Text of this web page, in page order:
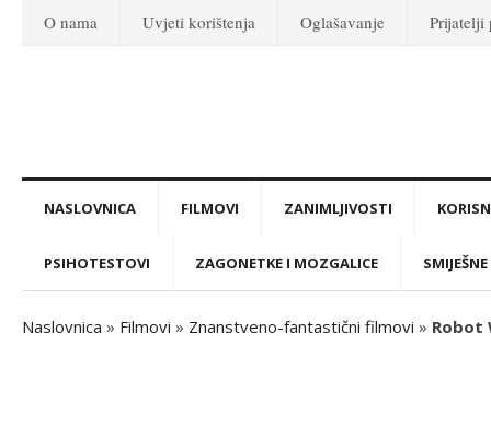
O nama Uvjeti korištenja Oglašavanje Prijatelji
NASLOVNICA FILMOVI ZANIMLJIVOSTI
PSIHOTESTOVI ZAGONETKE I MOZGALICE
Naslovnica » Filmovi » Znanstveno-fantastični filmovi » Robot